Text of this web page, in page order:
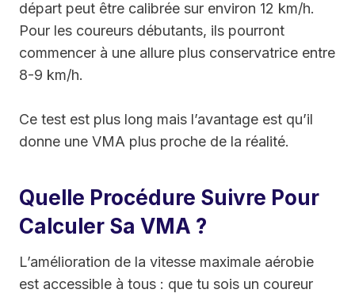
départ peut être calibrée sur environ 12 km/h.
Pour les coureurs débutants, ils pourront
commencer à une allure plus conservatrice entre
8-9 km/h.
Ce test est plus long mais l’avantage est qu’il
donne une VMA plus proche de la réalité.
Quelle Procédure Suivre Pour
Calculer Sa VMA ?
L’amélioration de la vitesse maximale aérobie
est accessible à tous : que tu sois un coureur